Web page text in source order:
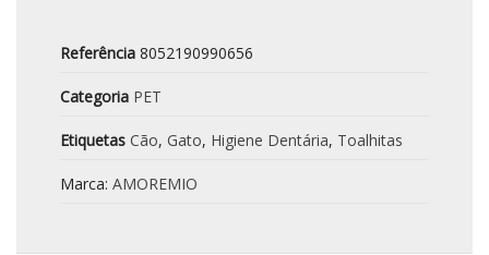
Referência 8052190990656
Categoria PET
Etiquetas Cão, Gato, Higiene Dentária, Toalhitas
Marca: AMOREMIO